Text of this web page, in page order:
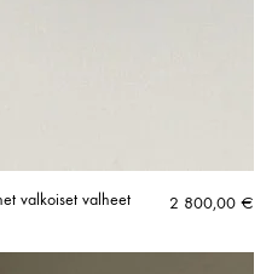
valkoiset valheet 2 800,00 €